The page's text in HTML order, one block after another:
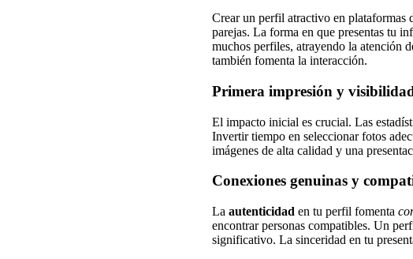
Crear un perfil atractivo en plataformas
parejas. La forma en que presentas tu
muchos perfiles, atrayendo la atención
también fomenta la interacción.
Primera impresión y
El impacto inicial es crucial. Las
Invertir tiempo en seleccionar fotos
imágenes de alta calidad y una
Conexiones genuinas y
La autenticidad en tu perfil fomenta
encontrar personas compatibles. Un
significativo. La sinceridad en tu